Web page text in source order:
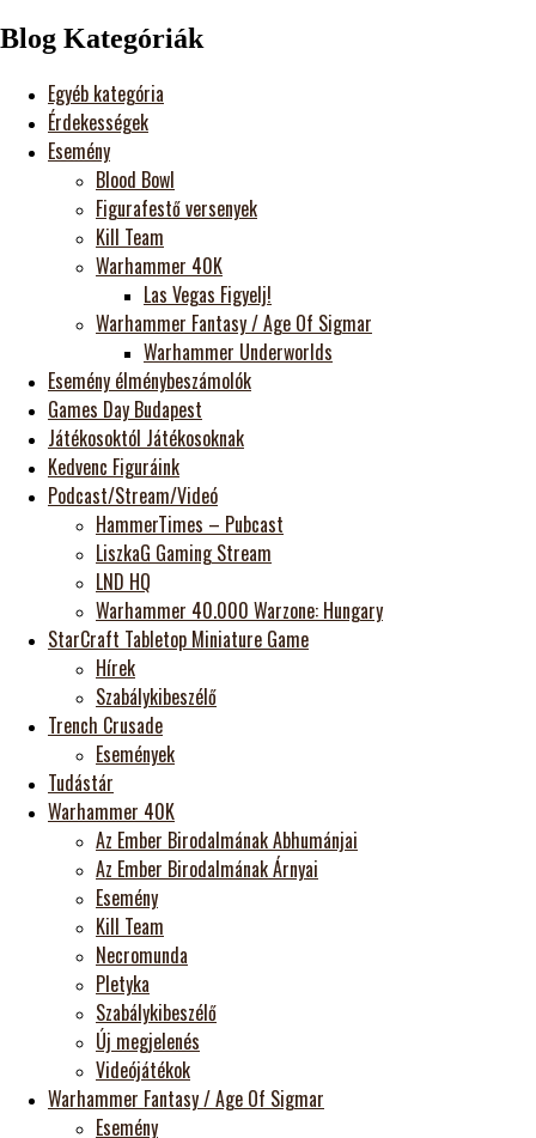
Blog Kategóriák
Egyéb kategória
Érdekességek
Esemény
Blood Bowl
Figurafestő versenyek
Kill Team
Warhammer 40K
Las Vegas Figyelj!
Warhammer Fantasy / Age Of Sigmar
Warhammer Underworlds
Esemény élménybeszámolók
Games Day Budapest
Játékosoktól Játékosoknak
Kedvenc Figuráink
Podcast/Stream/Videó
HammerTimes – Pubcast
LiszkaG Gaming Stream
LND HQ
Warhammer 40.000 Warzone: Hungary
StarCraft Tabletop Miniature Game
Hírek
Szabálykibeszélő
Trench Crusade
Események
Tudástár
Warhammer 40K
Az Ember Birodalmának Abhumánjai
Az Ember Birodalmának Árnyai
Esemény
Kill Team
Necromunda
Pletyka
Szabálykibeszélő
Új megjelenés
Videójátékok
Warhammer Fantasy / Age Of Sigmar
Esemény